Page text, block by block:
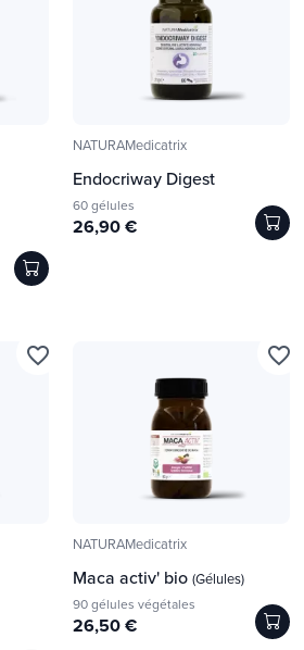
NATURAMedicatrix
Endocriway Digest
60 gélules
26,90 €
favorite_border
NATURAMedicatrix
Maca activ' bio (Gélules)
90 gélules végétales
26,50 €
favorite_border